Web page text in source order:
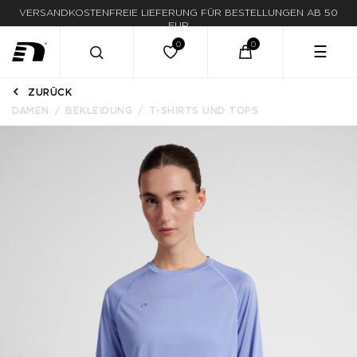
VERSANDKOSTENFREIE LIEFERUNG FÜR BESTELLUNGEN AB 50
EUR
LIEFERUNG IN 1-3 WERKTAGEN
☰
ZURÜCK
DAMEN
BEKLEIDUNG T-SHIRTS UND TOPS